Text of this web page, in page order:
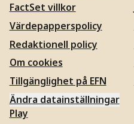
FactSet villkor
Värdepapperspolicy
Redaktionell policy
Om cookies
Tillgänglighet på EFN
Ändra datainställningar
Play